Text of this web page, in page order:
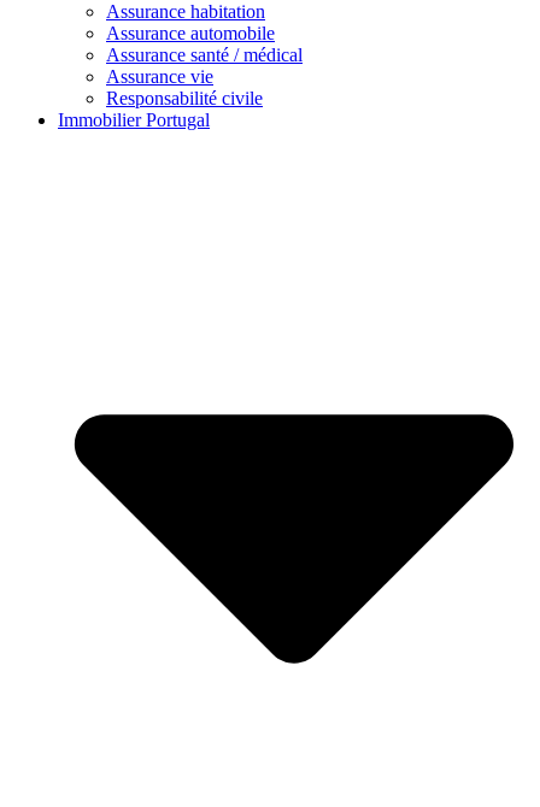
Assurance habitation
Assurance automobile
Assurance santé / médical
Assurance vie
Responsabilité civile
Immobilier Portugal